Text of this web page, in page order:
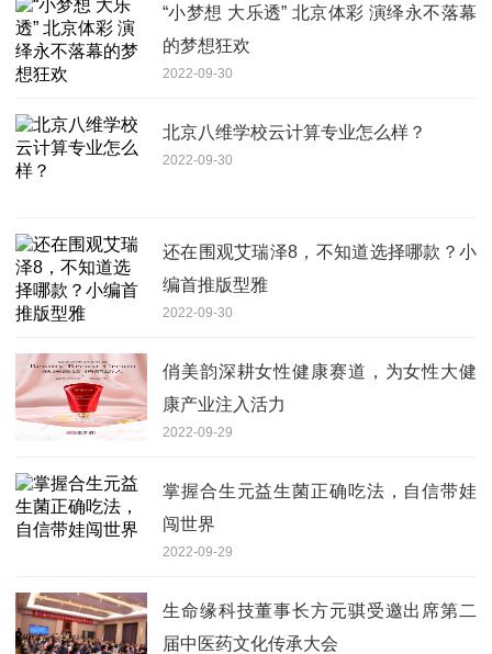
“小梦想 大乐透” 北京体彩 演绎永不落幕
的梦想狂欢
2022-09-30
北京八维学校云计算专业怎么样？
2022-09-30
还在围观艾瑞泽8，不知道选择哪款？小
编首推版型雅
2022-09-30
俏美韵深耕女性健康赛道，为女性大健
康产业注入活力
2022-09-29
掌握合生元益生菌正确吃法，自信带娃
闯世界
2022-09-29
生命缘科技董事长方元骐受邀出席第二
届中医药文化传承大会